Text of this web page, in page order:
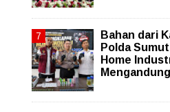
Bahan dari
Polda
Home